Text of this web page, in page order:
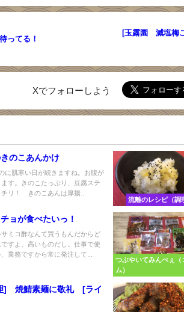
ってる！
[玉露園 減塩梅
Xでフォローしよう
のこあんかけ
に肌寒い日が続きますね。お腹が
す。きのこたっぷり、豆腐ステ
リ！ きのこあんは厚揚...
流離のレシピ（調
ョが食べたいっ！
ミコ酢なんて買うもんだからど
すよ、高いものだし。仕事で使
業務ですから常に発注して...
つぶやいてみんべぇ（
ム）
] 焼鯖素麺に敬礼 [ライ